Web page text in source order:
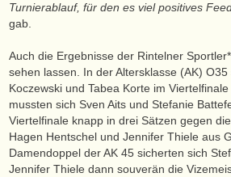
Turnierablauf, für den es viel positives
gab.
Auch die Ergebnisse der Rintelner
sehen lassen. In der Altersklasse (AK)
Koczewski und Tabea Korte im
mussten sich Sven Aits und Stefanie
Viertelfinale knapp in drei Sätzen gegen
Hagen Hentschel und Jennifer Thiele aus
Damendoppel der AK 45 sicherten sich
Jennifer Thiele dann souverän die